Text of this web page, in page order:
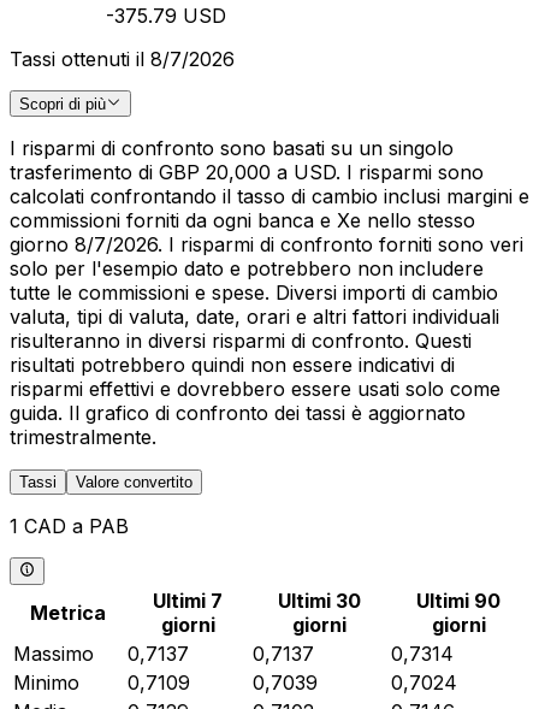
-375.79 USD
Tassi ottenuti il 8/7/2026
Scopri di più
I risparmi di confronto sono basati su un singolo
trasferimento di GBP 20,000 a USD. I risparmi sono
calcolati confrontando il tasso di cambio inclusi margini e
commissioni forniti da ogni banca e Xe nello stesso
giorno 8/7/2026. I risparmi di confronto forniti sono veri
solo per l'esempio dato e potrebbero non includere
tutte le commissioni e spese. Diversi importi di cambio
valuta, tipi di valuta, date, orari e altri fattori individuali
risulteranno in diversi risparmi di confronto. Questi
risultati potrebbero quindi non essere indicativi di
risparmi effettivi e dovrebbero essere usati solo come
guida. Il grafico di confronto dei tassi è aggiornato
trimestralmente.
Tassi Valore convertito
1 CAD a PAB
Metrica
Ultimi 7
giorni
Ultimi 30
giorni
Ultimi 90
giorni
Massimo
0,7137 0,7137
0,7314
Minimo
0,7109 0,7039
0,7024